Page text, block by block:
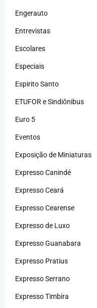
Engerauto
Entrevistas
Escolares
Especiais
Espirito Santo
ETUFOR e Sindiônibus
Euro 5
Eventos
Exposição de Miniaturas
Expresso Canindé
Expresso Ceará
Expresso Cearense
Expresso de Luxo
Expresso Guanabara
Expresso Pratius
Expresso Serrano
Expresso Timbira